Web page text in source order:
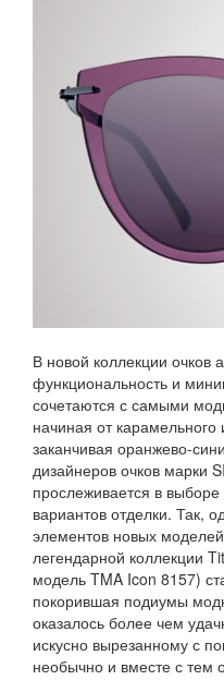
В новой коллекции очков
функциональность и
сочетаются с самыми
начиная от карамельного
заканчивая оранжево-
дизайнеров очков марки
прослеживается в выборе
вариантов отделки. Так,
элементов новых
легендарной коллекции
модель TMA Icon 8157)
покорившая подиумы
оказалось более чем
искусно вырезанному с
необычно и вместе с тем